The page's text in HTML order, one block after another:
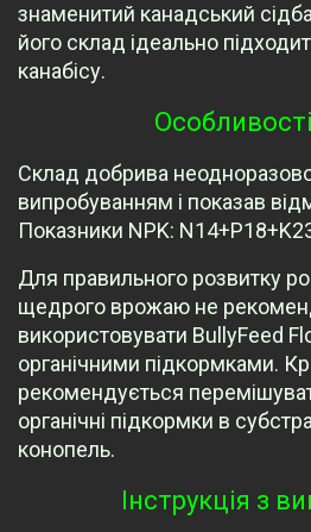
знаменитий канадський
його склад ідеально
канабісу.
Склад добрива
випробуванням і показав
Показники NPK:
Для правильного розвитку
щедрого врожаю не
використовувати BullyFeed
органічними підкормками.
рекомендується
органічні підкормки в
конопель.
Інструкція з